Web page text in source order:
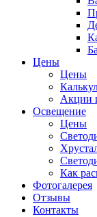
Цены
Цены
Акции
Освещение
Цены
Как
Фотогалерея
Отзывы
Контакты